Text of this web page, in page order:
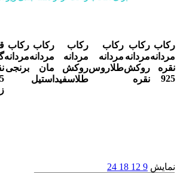
رکاب
مردانه
نقره
925
رکاب
مردانه
روکش
نقره
رکاب
مردانه
طلاروس
رکاب
مردانه
روکش
طلاسفید
رکاب
مردانه
مان
استیل
رکاب
مردانه
برنجی
نمایش 9
12
18
24